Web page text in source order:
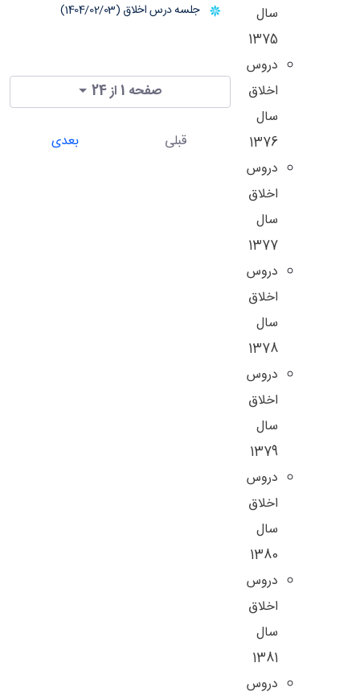
سال
1375
دروس
اخلاق
سال
1376
دروس
اخلاق
سال
1377
دروس
اخلاق
سال
1378
دروس
اخلاق
سال
1379
دروس
اخلاق
سال
1380
دروس
اخلاق
سال
1381
دروس
جلسه درس اخلاق (1404/02/03)
صفحه 1 از 24
قبلی بعدی